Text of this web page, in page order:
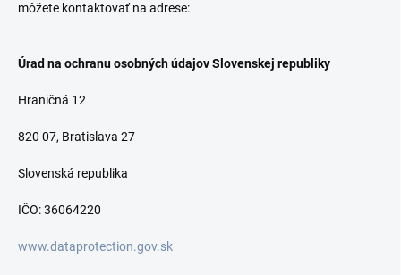
môžete kontaktovať na adrese:
Úrad na ochranu osobných údajov Slovenskej republiky
Hraničná 12
820 07, Bratislava 27
Slovenská republika
IČO: 36064220
www.dataprotection.gov.sk